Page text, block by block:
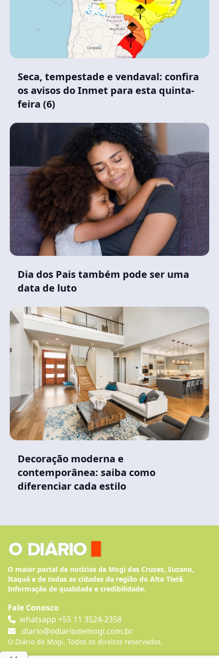
Seca, tempestade e vendaval: confira
os avisos do Inmet para esta quinta-
feira (6)
Dia dos Pais também pode ser uma
data de luto
Decoração moderna e
contemporânea: saiba como
diferenciar cada estilo
O maior portal de notícias de Mogi das Cruzes, Suzano,
Itaquá e de todas as cidades da região do Alto Tietê.
Informação de qualidade e credibilidade.
Fale Conosco
whatsapp +55 11 3524-2358
diario@odiariodemogi.com.br
O Diário de Mogi. Todos os direitos reservados.